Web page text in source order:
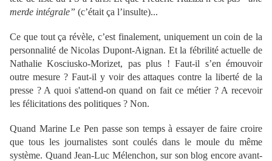
merde intégrale” (c’était ça l’insulte)...
Ce que tout ça révèle, c’est finalement, uniquement un coin de la
personnalité de Nicolas Dupont-Aignan. Et la fébrilité actuelle de
Nathalie Kosciusko-Morizet, pas plus ! Faut-il s’en émouvoir
outre mesure ? Faut-il y voir des attaques contre la liberté de la
presse ? A quoi s'attend-on quand on fait ce métier ? A recevoir
les félicitations des politiques ? Non.
Quand Marine Le Pen passe son temps à essayer de faire croire
que tous les journalistes sont coulés dans le moule du même
système. Quand Jean-Luc Mélenchon, sur son blog encore avant-